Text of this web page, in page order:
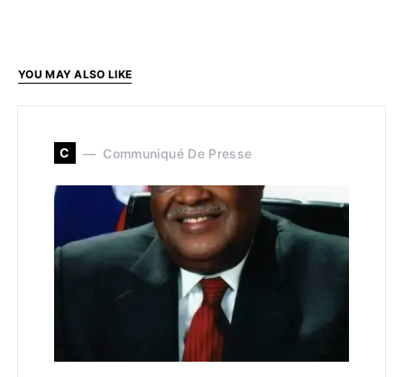
YOU MAY ALSO LIKE
C Communiqué De Presse